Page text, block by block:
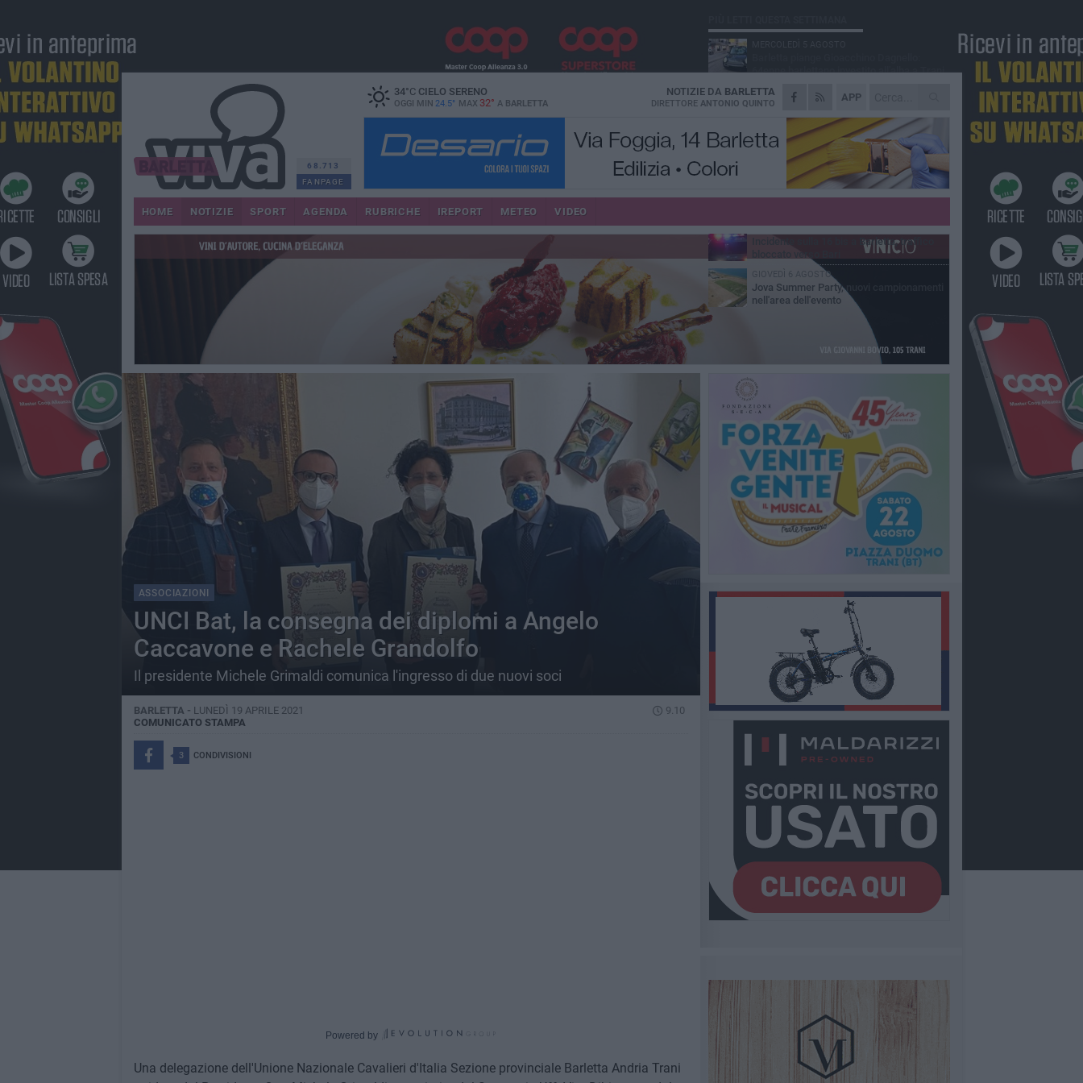
68.713
FANPAGE
34°CCIELO SERENO
OGGI MIN 24.5° MAX 32° A BARLETTA
APP
NOTIZIE DA BARLETTA
DIRETTORE ANTONIO QUINTO
HOME NOTIZIE SPORT AGENDA RUBRICHE IREPORT METEO VIDEO
ASSOCIAZIONI
UNCI Bat, la consegna dei diplomi a Angelo
Caccavone e Rachele Grandolfo
Il presidente Michele Grimaldi comunica l'ingresso di due nuovi soci
BARLETTA - LUNEDÌ 19 APRILE 2021
9.10
COMUNICATO STAMPA
3 CONDIVISIONI
Powered by
Una delegazione dell'Unione Nazionale Cavalieri d'Italia Sezione provinciale Barletta Andria Trani
64enne barlettano investito all'alba a Trani
GIOVEDÌ 6 AGOSTO
Il ricordo di "Cecco", il benzinaio col
sorriso: «Contava i giorni che lo
separavano dalla pensione»
MERCOLEDÌ 5 AGOSTO
Jova Summer Party, giovedì mattina
sopralluogo nell'area dell'evento
DOMENICA 2 AGOSTO
Beni confiscati alla mafia. Nasce il servizio
VENERDÌ 7 AGOSTO
Incidente sulla 16 bis a Barletta, traffico
GIOVEDÌ 6 AGOSTO
Jova Summer Party, nuovi campionamenti
nell'area dell'evento